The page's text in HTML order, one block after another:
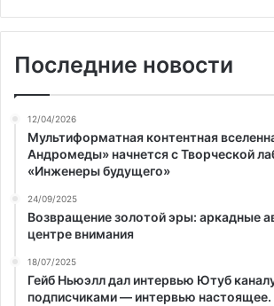
Последние новости
12/04/2026
Мультиформатная контентная
Андромеды» начнется с Творческой
«Инженеры будущего»
24/09/2025
Возвращение золотой эры: аркадные
центре внимания
18/07/2025
Гейб Ньюэлл дал интервью Ютуб
подписчиками — интервью настоящее.